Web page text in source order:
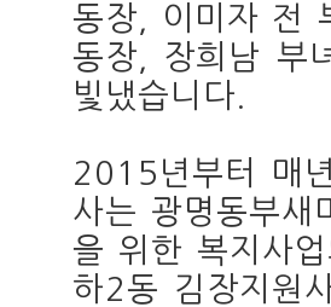
동장, 이미자 전
동장, 장희남 부
빛냈습니다.
2015년부터 매
사는 광명동부새
을 위한 복지사
하2동 김장지원